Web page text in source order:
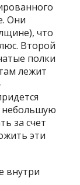
Они
что
Второй
полки
лежит
небольшую
за счет
эти